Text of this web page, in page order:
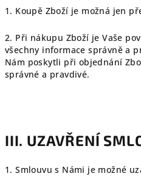
1. Koupě Zboží je možná jen
2. Při nákupu Zboží je Vaše
všechny informace správně a
Nám poskytli při objednání
správné a pravdivé.
III. UZAVŘENÍ
1. Smlouvu s Námi je možné